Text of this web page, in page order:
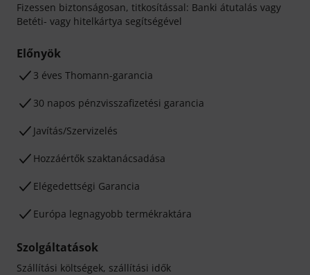
Fizessen biztonságosan, titkosítással: Banki átutalás vagy
Betéti- vagy hitelkártya segítségével
Előnyök
3 éves Thomann-garancia
30 napos pénzvisszafizetési garancia
Javítás/Szervizelés
Hozzáértők szaktanácsadása
Elégedettségi Garancia
Európa legnagyobb termékraktára
Szolgáltatások
Szállítási költségek, szállítási idők